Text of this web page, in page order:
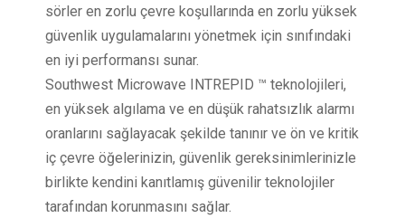
sörler en zorlu çevre koşullarında en zorlu yüksek
güvenlik uygulamalarını yönetmek için sınıfındaki
en iyi performansı sunar.
Southwest Microwave INTREPID ™ teknolojileri,
en yüksek algılama ve en düşük rahatsızlık alarmı
oranlarını sağlayacak şekilde tanınır ve ön ve kritik
iç çevre öğelerinizin, güvenlik gereksinimlerinizle
birlikte kendini kanıtlamış güvenilir teknolojiler
tarafından korunmasını sağlar.